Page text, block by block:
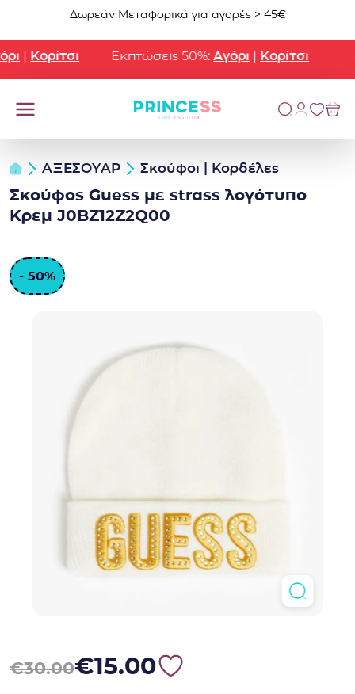
Μετάβαση στο περιεχόμενο
Δωρεάν Μεταφορικά για αγορές > 45€
|Κορίτσι Εκπτώσεις 50%:Αγόρι|Κορίτσι
ΑΞΕΣΟΥΑΡ Σκούφοι | Κορδέλες
Σκούφος Guess με strass λογότυπο
Κρεμ J0BZ12Z2Q00
- 50%
€30.00
Original price was: €30.00.
€15.00
Η τρέχουσα τιμή είναι: €15.00.